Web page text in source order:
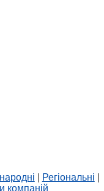
Регіональні
компаній